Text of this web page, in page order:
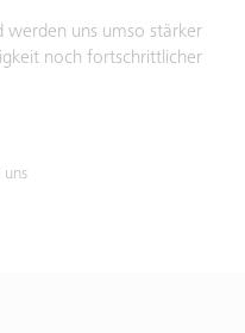
werden uns umso stärker
noch fortschrittlicher
uns